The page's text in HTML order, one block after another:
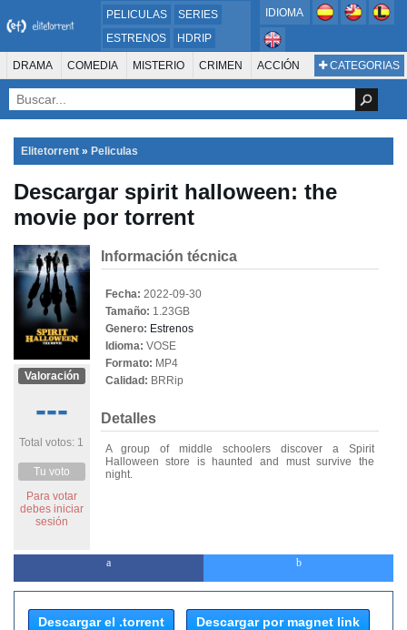
PELICULAS
SERIES
ESTRENOS
HDRIP
MICROHD
720P
DVDRIP
IDIOMA
CATEGORIAS
DRAMA COMEDIA MISTERIO CRIMEN ACCIÓN
SUSPENSO AVENTURA
ANIMACIÓN ROMANCE TERROR CIENCIA FICCIÓN FANTASÍA
FAMILIA DOCUS Y TV
PELÍCULA DE LA TELEVISIÓN FOREIGN KIDS REALITY
Elitetorrent » Peliculas
Descargar spirit halloween: the
movie por torrent
Valoración
---
Total votos: 1
Tu voto
Para votar
debes iniciar
sesión
Información técnica
Fecha: 2022-09-30
Tamaño: 1.23GB
Genero: Estrenos
Idioma: VOSE
Formato: MP4
Calidad: BRRip
Detalles
A group of middle schoolers discover a Spirit
Halloween store is haunted and must survive the
night.
Descargar el .torrent Descargar por magnet link